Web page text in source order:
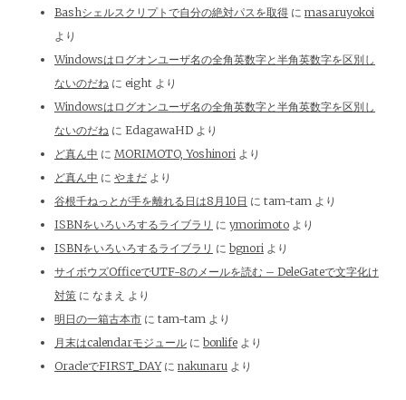
Bashシェルスクリプトで自分の絶対パスを取得 に masaruyokoi
より
Windowsはログオンユーザ名の全角英数字と半角英数字を区別し
ないのだね に eight より
Windowsはログオンユーザ名の全角英数字と半角英数字を区別し
ないのだね に EdagawaHD より
ど真ん中 に MORIMOTO, Yoshinori より
ど真ん中 に やまだ より
谷根千ねっとが手を離れる日は8月10日 に tam-tam より
ISBNをいろいろするライブラリ に ymorimoto より
ISBNをいろいろするライブラリ に bgnori より
サイボウズOfficeでUTF-8のメールを読む – DeleGateで文字化け
対策 に なまえ より
明日の一箱古本市 に tam-tam より
月末はcalendarモジュール に bonlife より
OracleでFIRST_DAYに nakunaru より